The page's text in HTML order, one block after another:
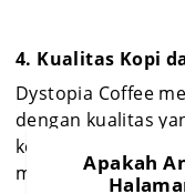
Apakah
4. Kualitas Kopi
Dystopia Coffee
dengan kualitas
kopi, kafe ini
menikmati kopi